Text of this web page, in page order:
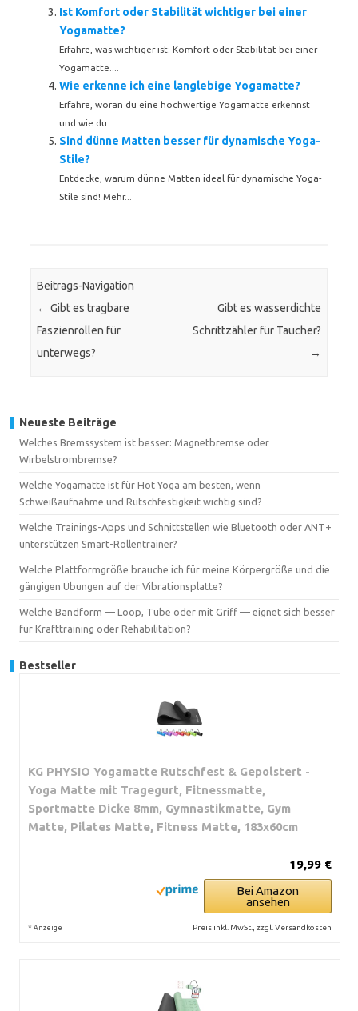
Ist Komfort oder Stabilität wichtiger bei einer
Yogamatte?
Erfahre, was wichtiger ist: Komfort oder Stabilität bei einer
Yogamatte....
Wie erkenne ich eine langlebige Yogamatte?
Erfahre, woran du eine hochwertige Yogamatte erkennst
und wie du...
Sind dünne Matten besser für dynamische Yoga-
Stile?
Entdecke, warum dünne Matten ideal für dynamische Yoga-
Stile sind! Mehr...
Beitrags-Navigation
← Gibt es tragbare
Faszienrollen für
unterwegs?
Gibt es wasserdichte
Schrittzähler für Taucher?
→
Neueste Beiträge
Welches Bremssystem ist besser: Magnetbremse oder
Wirbelstrombremse?
Welche Yogamatte ist für Hot Yoga am besten, wenn
Schweißaufnahme und Rutschfestigkeit wichtig sind?
Welche Trainings-Apps und Schnittstellen wie Bluetooth oder ANT+
unterstützen Smart-Rollentrainer?
Welche Plattformgröße brauche ich für meine Körpergröße und die
gängigen Übungen auf der Vibrationsplatte?
Welche Bandform — Loop, Tube oder mit Griff — eignet sich besser
für Krafttraining oder Rehabilitation?
Bestseller
KG PHYSIO Yogamatte Rutschfest & Gepolstert -
Yoga Matte mit Tragegurt, Fitnessmatte,
Sportmatte Dicke 8mm, Gymnastikmatte, Gym
Matte, Pilates Matte, Fitness Matte, 183x60cm
19,99 €
Bei Amazon
ansehen
* Anzeige Preis inkl. MwSt., zzgl. Versandkosten